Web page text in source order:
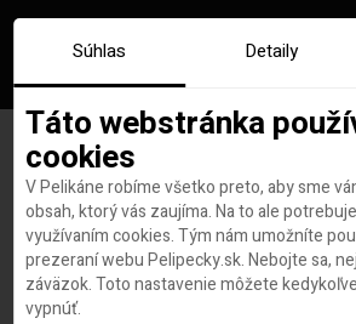
Author:Diana
(Diana
Súhlas Detaily
Táto webstránka
cookies
V Pelikáne robíme všetko preto, aby sme
obsah, ktorý vás zaujíma. Na to ale
využívaním cookies. Tým nám umožníte
prezeraní webu Pelipecky.sk. Nebojte sa,
záväzok. Toto nastavenie môžete
vypnúť.